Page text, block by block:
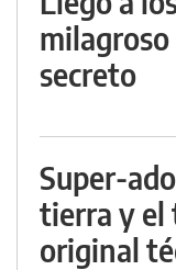
milagroso
secreto
Super-
tierra y el
original